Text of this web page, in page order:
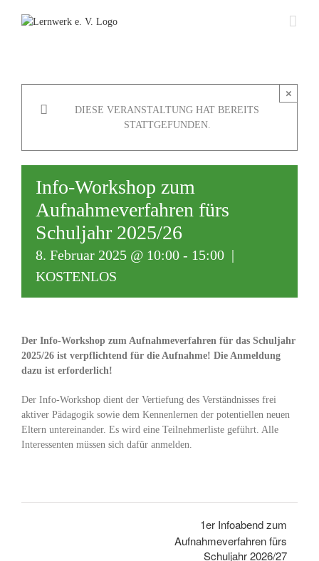
Inhalt
DIESE VERANSTALTUNG HAT BEREITS
STATTGEFUNDEN.
×
Info-Workshop zum
Aufnahmeverfahren fürs
Schuljahr 2025/26
8. Februar 2025 @ 10:00 - 15:00 |
KOSTENLOS
Der Info-Workshop zum Aufnahmeverfahren für das Schuljahr
2025/26 ist verpflichtend für die Aufnahme! Die Anmeldung
dazu ist erforderlich!
Der Info-Workshop dient der Vertiefung des Verständnisses frei
aktiver Pädagogik sowie dem Kennenlernen der potentiellen neuen
Eltern untereinander. Es wird eine Teilnehmerliste geführt. Alle
Interessenten müssen sich dafür anmelden.
1er Infoabend zum
Aufnahmeverfahren fürs
Schuljahr 2026/27